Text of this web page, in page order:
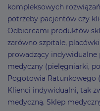
kompleksowych
potrzeby pacjentów czy
Odbiorcami produktów
zarówno szpitale,
prowadzący indywidualne
medyczny (pielęgniarki,
Pogotowia Ratunkowego
Klienci indywidualni, tak
medyczną. Sklep